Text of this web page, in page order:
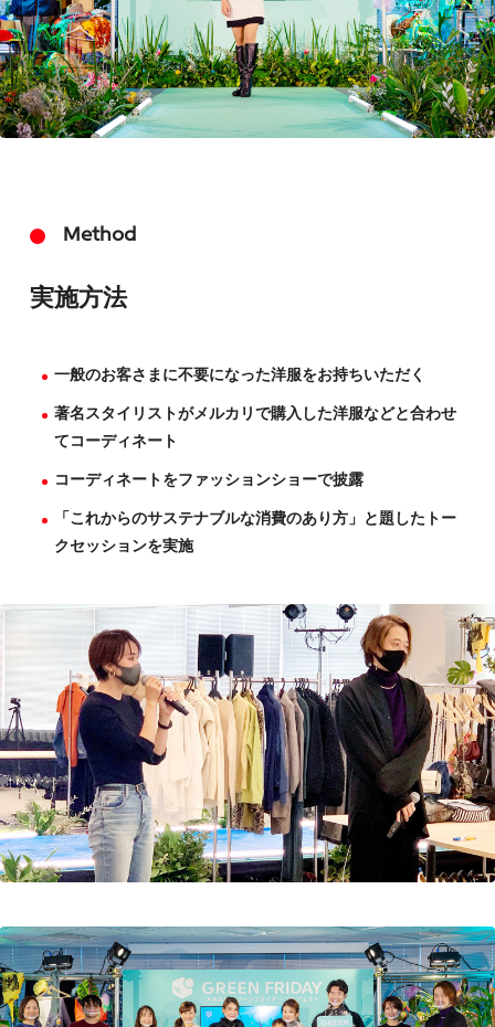
Method
実施方法
一般のお客さまに不要になった洋服をお持ちいただく
著名スタイリストがメルカリで購入した洋服などと合わせ
てコーディネート
コーディネートをファッションショーで披露
「これからのサステナブルな消費のあり方」と題したトー
クセッションを実施